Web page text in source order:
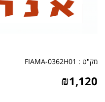
מק"ט : FIAMA-0362H01
₪1,120